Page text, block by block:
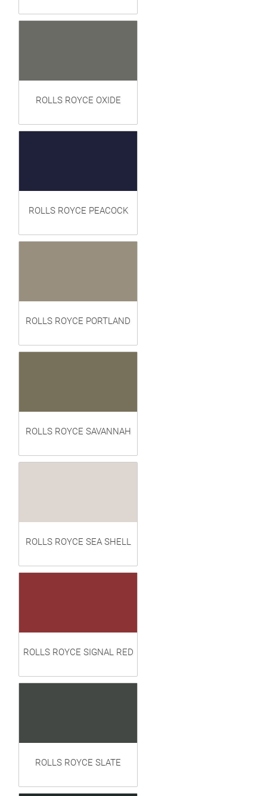
ROLLS ROYCE OXIDE
ROLLS ROYCE PEACOCK
ROLLS ROYCE PORTLAND
ROLLS ROYCE SAVANNAH
ROLLS ROYCE SEA SHELL
ROLLS ROYCE SIGNAL RED
ROLLS ROYCE SLATE